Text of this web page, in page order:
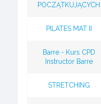
POCZĄTKUJĄCYCH
PILATES MAT II
Barre - Kurs CPD
Instructor Barre
STRETCHING